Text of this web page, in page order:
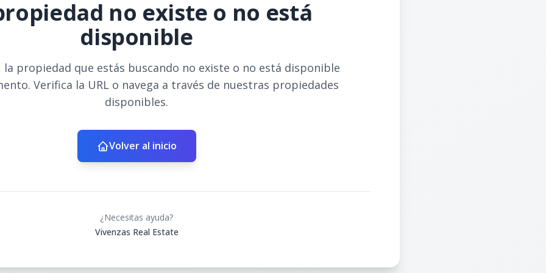
no existe o no está
disponible
propiedad que estás buscando no existe o no está disponible
Verifica la URL o navega a través de nuestras propiedades
disponibles.
Volver al inicio
¿Necesitas ayuda?
Vivenzas Real Estate